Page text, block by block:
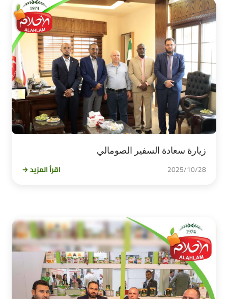
زيارة سعادة السفير الصومالي
2025/10/28 اقرأ المزيد →